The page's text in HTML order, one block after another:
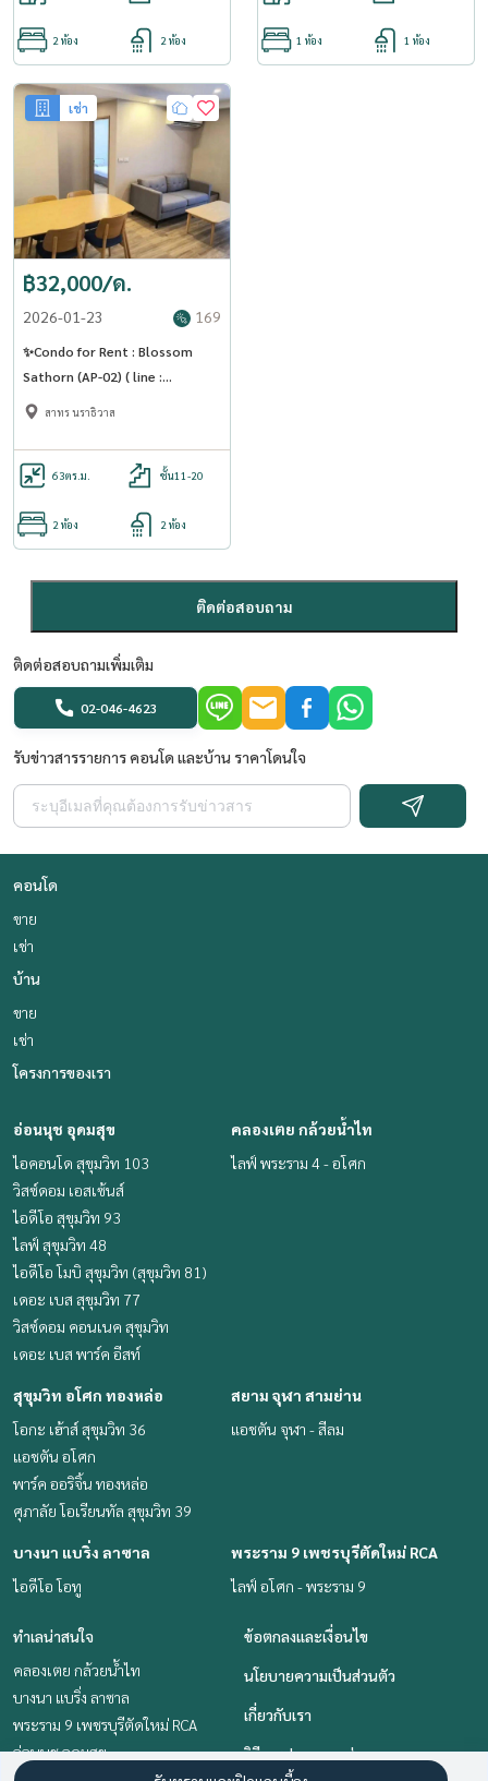
2 ห้อง 2 ห้อง 1 ห้อง 1 ห้อง
เช่า
฿32,000/ด.
2026-01-23 169
✨Condo for Rent : Blossom
Sathorn (AP-02) ( line :
@condo91 )
สาทร นราธิวาส
63ตร.ม. ชั้น11-20
2 ห้อง 2 ห้อง
ติดต่อสอบถาม
ติดต่อสอบถามเพิ่มเติม
02-046-4623
รับข่าวสารรายการ คอนโด และบ้าน ราคาโดนใจ
คอนโด
ขาย
เช่า
บ้าน
ขาย
เช่า
โครงการของเรา
อ่อนนุช อุดมสุข
ไอคอนโด สุขุมวิท 103
วิสซ์ดอม เอสเซ้นส์
ไอดีโอ สุขุมวิท 93
ไลฟ์ สุขุมวิท 48
ไอดีโอ โมบิ สุขุมวิท (สุขุมวิท 81)
เดอะ เบส สุขุมวิท 77
วิสซ์ดอม คอนเนค สุขุมวิท
เดอะ เบส พาร์ค อีสท์
คลองเตย กล้วยน้ำไท
ไลฟ์ พระราม 4 - อโศก
สุขุมวิท อโศก ทองหล่อ
โอกะ เฮ้าส์ สุขุมวิท 36
แอชตัน อโศก
พาร์ค ออริจิ้น ทองหล่อ
ศุภาลัย โอเรียนทัล สุขุมวิท 39
สยาม จุฬา สามย่าน
แอชตัน จุฬา - สีลม
บางนา แบริ่ง ลาซาล
ไอดีโอ โอทู
พระราม 9 เพชรบุรีตัดใหม่ RCA
ไลฟ์ อโศก - พระราม 9
ทำเลน่าสนใจ
คลองเตย กล้วยน้ำไท
บางนา แบริ่ง ลาซาล
พระราม 9 เพชรบุรีตัดใหม่ RCA
อ่อนนุช อุดมสุข
ข้อตกลงและเงื่อนไข
นโยบายความเป็นส่วนตัว
เกี่ยวกับเรา
วิธีการฝากขาย-เช่า